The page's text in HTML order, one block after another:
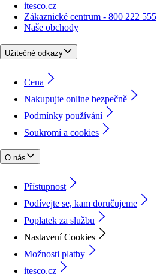
itesco.cz
Zákaznické centrum - 800 222 555
Naše obchody
Užitečné odkazy
Cena
Nakupujte online bezpečně
Podmínky používání
Soukromí a cookies
O nás
Přístupnost
Podívejte se, kam doručujeme
Poplatek za službu
Nastavení Cookies
Možnosti platby
itesco.cz